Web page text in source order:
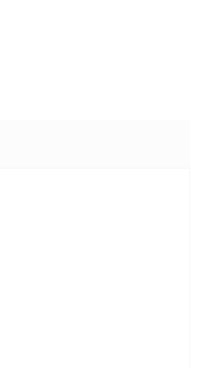
hvězdiček.
hvězdiček.